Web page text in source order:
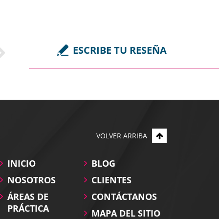
ESCRIBE TU RESEÑA
VOLVER ARRIBA
INICIO
NOSOTROS
ÁREAS DE
PRÁCTICA
BLOG
CLIENTES
CONTÁCTANOS
MAPA DEL SITIO